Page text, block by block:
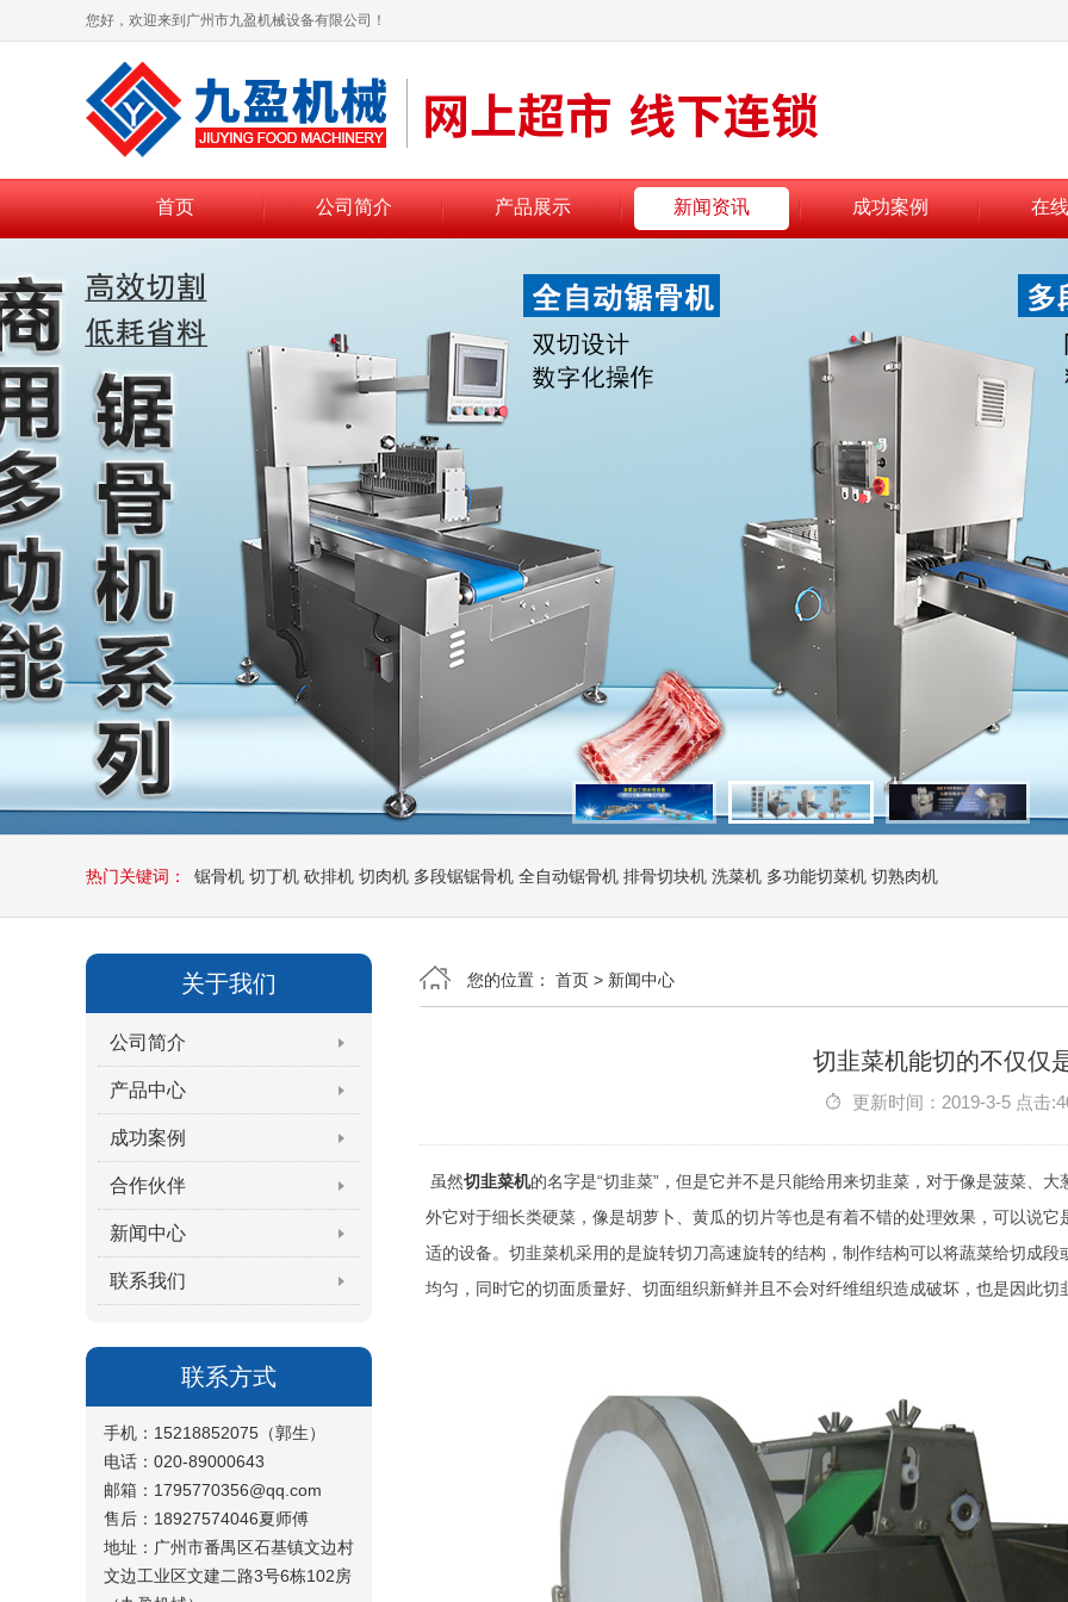
您好，欢迎来到广州市九盈机械设备有限公司！
首页 公司简介 产品展示 新闻资讯 成功案例 在
热门关键词： 锯骨机 切丁机 砍排机 切肉机 多段锯锯骨机 全自动锯骨机 排骨切块机 洗菜机 多功能切菜机 切熟肉机
关于我们
公司简介
产品中心
成功案例
合作伙伴
新闻中心
联系我们
联系方式
手机：15218852075（郭生）
电话：020-89000643
邮箱：1795770356@qq.com
售后：18927574046夏师傅
地址：广州市番禺区石基镇文边村
文边工业区文建二路3号6栋102房
您的位置： 首页 > 新闻中心
切韭菜机能切的不仅仅
更新时间：2019-3-5 点击
虽然切韭菜机的名字是“切韭菜”，但是它并不是只能给用来切韭菜，对于像是菠菜、
外它对于细长类硬菜，像是胡萝卜、黄瓜的切片等也是有着不错的处理效果，可以说
适的设备。切韭菜机采用的是旋转切刀高速旋转的结构，制作结构可以将蔬菜给切成
均匀，同时它的切面质量好、切面组织新鲜并且不会对纤维组织造成破坏，也是因此